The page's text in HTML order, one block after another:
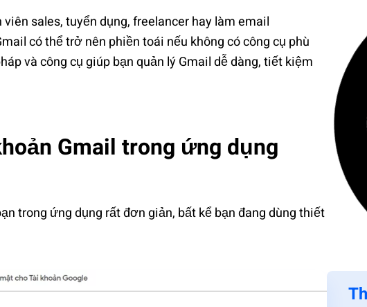
sales, tuyển dụng, freelancer hay làm email
có thể trở nên phiền toái nếu không có công cụ phù
và công cụ giúp bạn quản lý Gmail dễ dàng, tiết kiệm
Gmail trong ứng dụng
trong ứng dụng rất đơn giản, bất kể bạn đang dùng thiết